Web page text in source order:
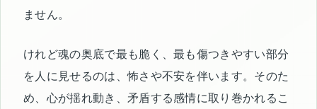
ません。
けれど魂の奥底で最も脆く、最も傷つきやすい部分
を人に見せるのは、怖さや不安を伴います。そのた
め、心が揺れ動き、矛盾する感情に取り巻かれるこ